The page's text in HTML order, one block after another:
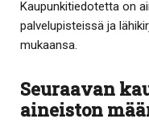
Kaupunkitiedotetta on
palvelupisteissä ja
mukaansa.
Seuraavan
aineiston